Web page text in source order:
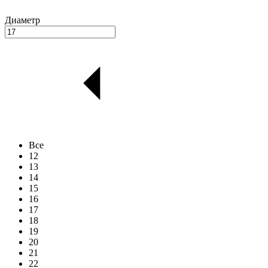
Диаметр
Все
12
13
14
15
16
17
18
19
20
21
22